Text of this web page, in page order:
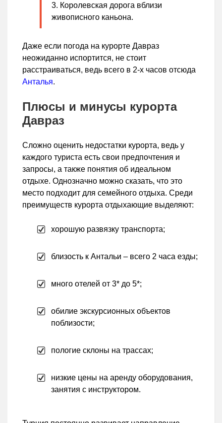
Королевская дорога вблизи
живописного каньона.
Даже если погода на курорте Давраз
неожиданно испортится, не стоит
расстраиваться, ведь всего в 2-х часов отсюда
Анталья.
Плюсы и минусы курорта
Давраз
Сложно оценить недостатки курорта, ведь у
каждого туриста есть свои предпочтения и
запросы, а также понятия об идеальном
отдыхе. Однозначно можно сказать, что это
место подходит для семейного отдыха. Среди
преимуществ курорта отдыхающие выделяют:
хорошую развязку транспорта;
близость к Антальи – всего 2 часа езды;
много отелей от 3* до 5*;
обилие экскурсионных объектов
поблизости;
пологие склоны на трассах;
низкие цены на аренду оборудования,
занятия с инструктором.